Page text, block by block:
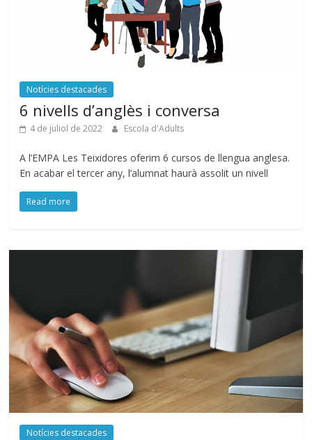
Notícies destacades
6 nivells d’anglès i conversa
4 de juliol de 2022 Escola d'Adults
A l’EMPA Les Teixidores oferim 6 cursos de llengua anglesa.
En acabar el tercer any, l’alumnat haurà assolit un nivell
Read more
Notícies destacades